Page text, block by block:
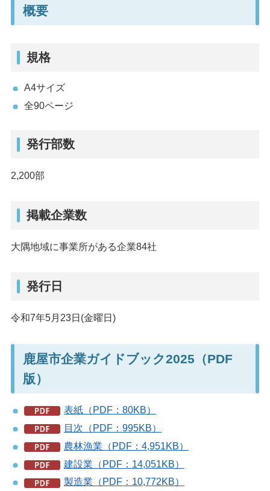
概要
規格
A4サイズ
全90ページ
発行部数
2,200部
掲載企業数
大隅地域に事業所がある企業84社
発行日
令和7年5月23日(金曜日)
鹿屋市企業ガイドブック2025（PDF
版）
表紙（PDF：80KB）
目次（PDF：995KB）
農林漁業（PDF：4,951KB）
建設業（PDF：14,051KB）
製造業（PDF：10,772KB）